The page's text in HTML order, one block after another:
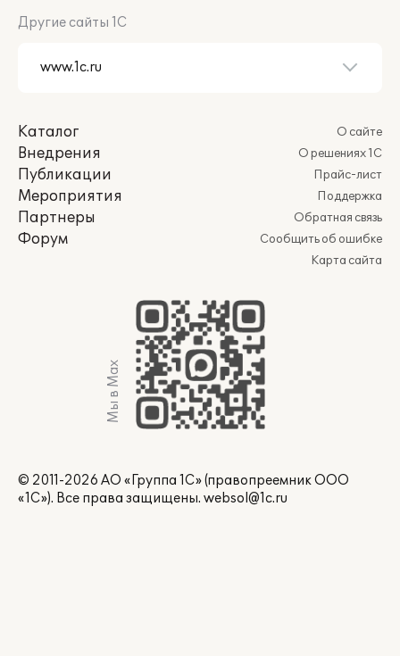
Другие сайты 1С
Каталог
Внедрения
Публикации
Мероприятия
Партнеры
Форум
О сайте
О решениях 1С
Прайс-лист
Поддержка
Обратная связь
Сообщить об ошибке
Карта сайта
Мы в Max
© 2011-2026 АО «Группа 1С» (правопреемник ООО
«1С»). Все права защищены. websol@1c.ru